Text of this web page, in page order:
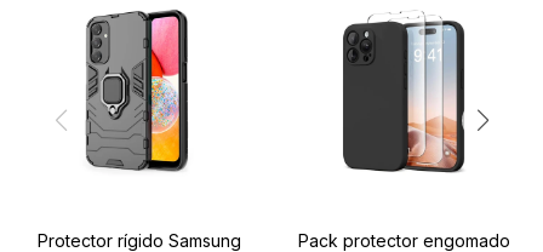
Protector rígido Samsung
Pack protector engomado